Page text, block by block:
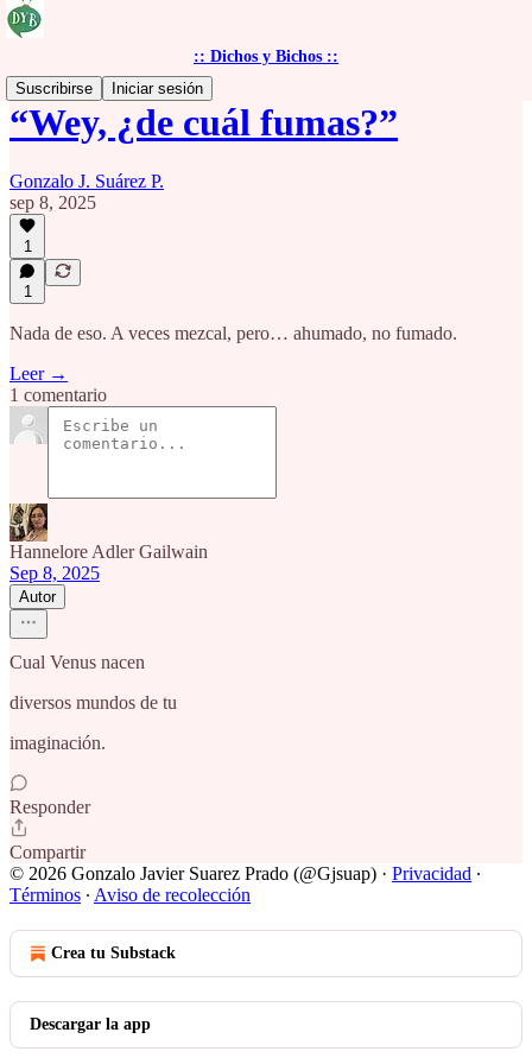
:: Dichos y Bichos ::
Suscribirse
Iniciar sesión
“Wey, ¿de cuál fumas?”
Gonzalo J. Suárez P.
sep 8, 2025
1
1
Nada de eso. A veces mezcal, pero… ahumado, no fumado.
Leer →
1 comentario
Hannelore Adler Gailwain
Sep 8, 2025
Autor
Cual Venus nacen
diversos mundos de tu
imaginación.
Responder
Compartir
© 2026 Gonzalo Javier Suarez Prado (@Gjsuap) · Privacidad ∙
Términos ∙ Aviso de recolección
Crea tu Substack
Descargar la app